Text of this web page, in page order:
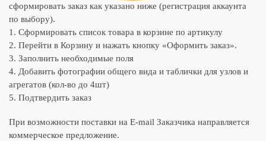
сформировать заказ как указано ниже (регистрация аккаунта
по выбору).
1. Сформировать список товара в корзине по артикулу
2. Перейти в Корзину и нажать кнопку «Оформить заказ».
3. Заполнить необходимые поля
4. Добавить фотографии общего вида и таблички для узлов и
агрегатов (кол-во до 4шт)
5. Подтвердить заказ
При возможности поставки на E-mail Заказчика направляется
коммерческое предложение.